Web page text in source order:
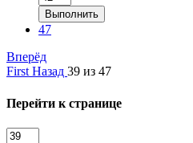
Выполнить
47
Вперёд
First Назад 39 из 47
Перейти к странице